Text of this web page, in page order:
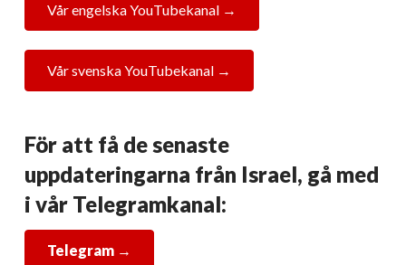
Vår engelska YouTubekanal →
Vår svenska YouTubekanal →
För att få de senaste
uppdateringarna från Israel, gå med
i vår Telegramkanal:
Telegram →